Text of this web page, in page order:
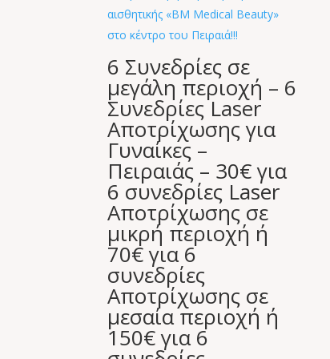
6 Συνεδρίες σε
μεγάλη περιοχή – 6
Συνεδρίες Laser
Αποτρίχωσης για
Γυναίκες –
Πειραιάς – 30€ για
6 συνεδρίες Laser
Aποτρίχωσης σε
μικρή περιοχή ή
70€ για 6
συνεδρίες
Aποτρίχωσης σε
μεσαία περιοχή ή
150€ για 6